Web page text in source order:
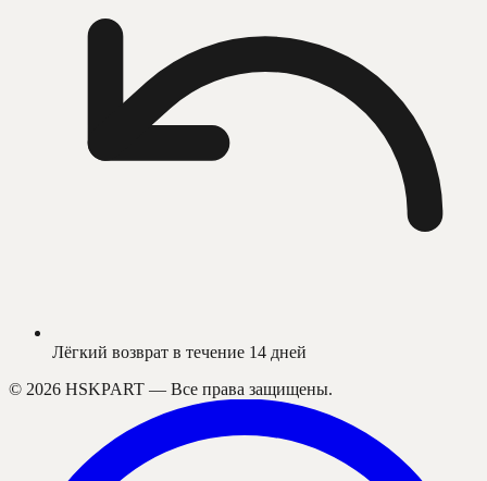
Лёгкий возврат в течение 14 дней
© 2026 HSKPART — Все права защищены.